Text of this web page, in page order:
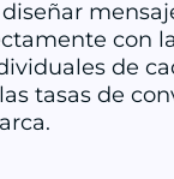
diseñar
con
de
tasas de